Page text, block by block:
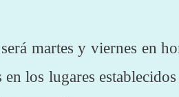
martes y viernes en
en los lugares